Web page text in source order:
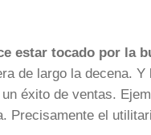
estar tocado por la
de largo la decena.
éxito de ventas.
Precisamente el